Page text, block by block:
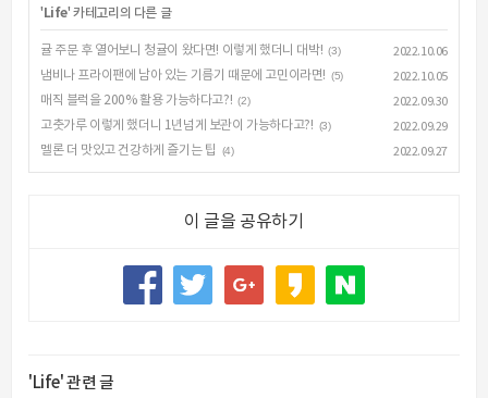
' Life' 카테고리의 다른 글
귤 주문 후 열어보니 청귤이 왔다면! 이렇게 했더니 대박! (3)
2022.10.06
냄비나 프라이팬에 남아 있는 기름기 때문에 고민이라면! (5)
2022.10.05
매직 블럭을 200% 활용 가능하다고?! (2)
2022.09.30
고춧가루 이렇게 했더니 1년넘게 보관이 가능하다고?! (3)
2022.09.29
멜론 더 맛있고 건강하게 즐기는 팁
(4) 2022.09.27
이 글을 공유하기
'Life' 관련 글